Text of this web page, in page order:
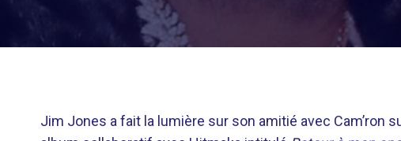
Jim Jones a fait la lumière sur son amitié avec Cam’ron